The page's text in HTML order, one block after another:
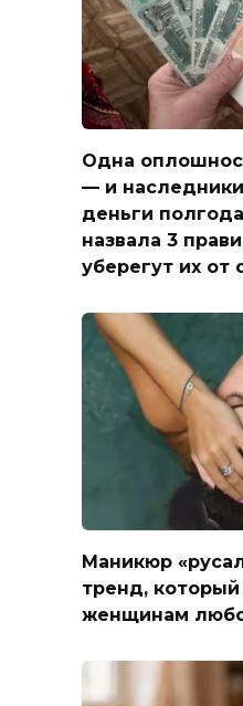
Одна
— и
деньги
назвала 3
уберегут их от
Маникюр
тренд,
женщинам